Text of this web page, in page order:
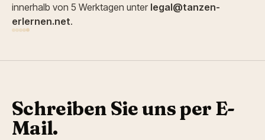
innerhalb von 5 Werktagen unter legal@tanzen-
erlernen.net.
Schreiben Sie uns per E-
Mail.